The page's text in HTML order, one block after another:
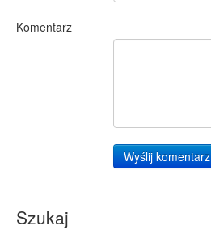
Komentarz
Wyślij komentarz
Szukaj